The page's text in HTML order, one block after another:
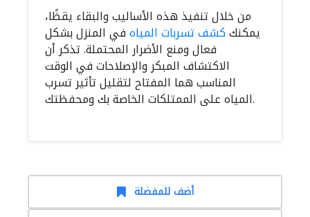
من خلال تنفيذ هذه الأساليب والبقاء يقظًا،
يمكنككشف تسربات المياهفي المنزل بشكل
فعال ومنع الأضرار المحتملة. تذكر أن
الاكتشاف المبكر والإصلاحات في الوقت
المناسب هما المفتاح لتقليل تأثير تسرب
المياه على الممتلكات الخاصة بك ومحفظتك.
أضف للمفضلة